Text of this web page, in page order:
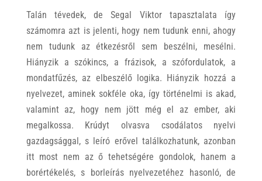
Talán tévedek, de Segal Viktor tapasztalata így
számomra azt is jelenti, hogy nem tudunk enni, ahogy
nem tudunk az étkezésről sem beszélni, mesélni.
Hiányzik a szókincs, a frázisok, a szófordulatok, a
mondatfűzés, az elbeszélő logika. Hiányzik hozzá a
nyelvezet, aminek sokféle oka, így történelmi is akad,
valamint az, hogy nem jött még el az ember, aki
megalkossa. Krúdyt olvasva csodálatos nyelvi
gazdagsággal, s leíró erővel találkozhatunk, azonban
itt most nem az ő tehetségére gondolok, hanem a
borértékelés, s borleírás nyelvezetéhez hasonló, de